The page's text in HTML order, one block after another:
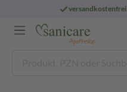
versandkostenfrei